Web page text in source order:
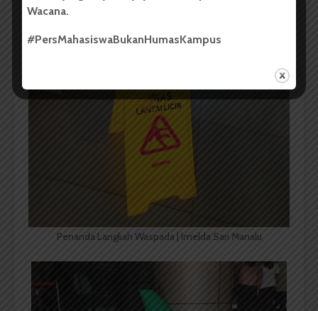
Penanda Langkah Waspada | Imelda Sari Manalu
Wacana.
#PersMahasiswaBukanHumasKampus